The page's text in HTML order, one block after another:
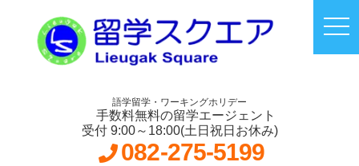
語学留学・ワーキングホリデー
手数料無料の留学エージェント
受付 9:00～18:00(土日祝日お休み)
082-275-5199